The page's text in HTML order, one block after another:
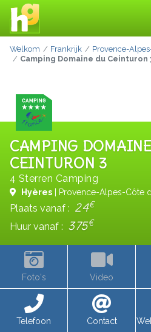
Welkom Frankrijk Provence-
Camping Domaine du Ceinturon
CAMPING
CEINTURON 3
4 Sterren Camping
Hyères | Provence-Alpes-Côte
Plaats vanaf : 24€
Huur vanaf : 375€
Foto's Video
Telefoon Contact